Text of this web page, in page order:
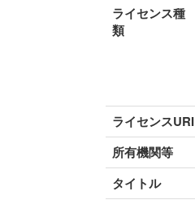
ライセンス種
類
ライセンスURI
所有機関等
タイトル